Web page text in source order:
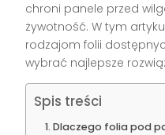
chroni panele przed
żywotność. W tym
rodzajom folii
wybrać najlepsze
Spis treści
Dlaczego folia pod